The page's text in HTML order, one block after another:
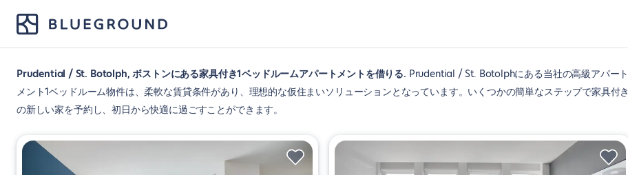
Prudential / St. Botolph, ボストンにある家具付き1ベッドルームアパートメントを借りる Prudential / St. Botolphにある当社の高級アパート
メント1ベッドルーム物件は、柔軟な賃貸条件があり、理想的な仮住まいソリューションとなっています。いくつかの簡単なステップで家具付き
の新しい家を予約し、初日から快適に過ごすことができます。